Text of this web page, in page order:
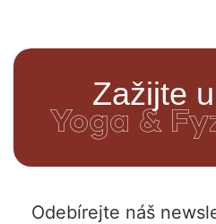
Zažijte
Yoga &
Odebírejte náš